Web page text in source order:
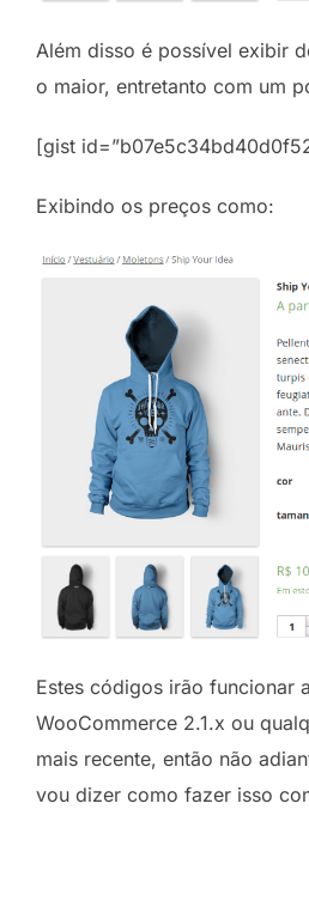
Além disso é possível exibir
o maior, entretanto com um
[gist
Exibindo os preços como:
Estes códigos irão funcionar
WooCommerce 2.1.x ou
mais recente, então não
vou dizer como fazer isso